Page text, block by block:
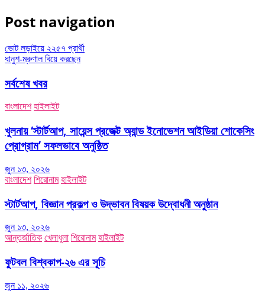
Post navigation
ভোট লড়াইয়ে ২২৫৭ প্রার্থী
ধানুশ-ম্রুণাল বিয়ে করছেন
সর্বশেষ খবর
বাংলাদেশ হাইলাইট
খুলনায় ‘স্টার্টআপ, সায়েন্স প্রজেক্ট অ্যান্ড ইনোভেশন আইডিয়া শোকেসিং
প্রোগ্রাম’ সফলভাবে অনুষ্ঠিত
জুন ১৩, ২০২৬
বাংলাদেশ শিরোনাম হাইলাইট
স্টার্টআপ, বিজ্ঞান প্রকল্প ও উদ্ভাবন বিষয়ক উদ্বোধনী অনুষ্ঠান
জুন ১৩, ২০২৬
আন্তর্জাতিক খেলাধুলা শিরোনাম হাইলাইট
ফুটবল বিশ্বকাপ-২৬ এর সূচি
জুন ১১, ২০২৬